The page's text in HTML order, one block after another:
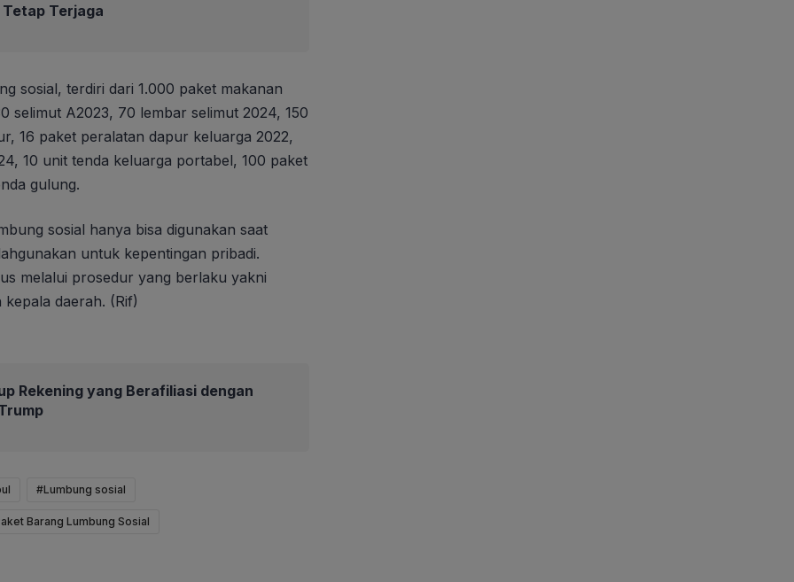
Terjaga
sosial, terdiri dari 1.000 paket makanan
selimut A2023, 70 lembar selimut 2024, 150
16 paket peralatan dapur keluarga 2022,
10 unit tenda keluarga portabel, 100 paket
gulung.
sosial hanya bisa digunakan saat
untuk kepentingan pribadi.
melalui prosedur yang berlaku yakni
daerah. (Rif)
Rekening yang Berafiliasi dengan
#Lumbung sosial
Barang Lumbung Sosial